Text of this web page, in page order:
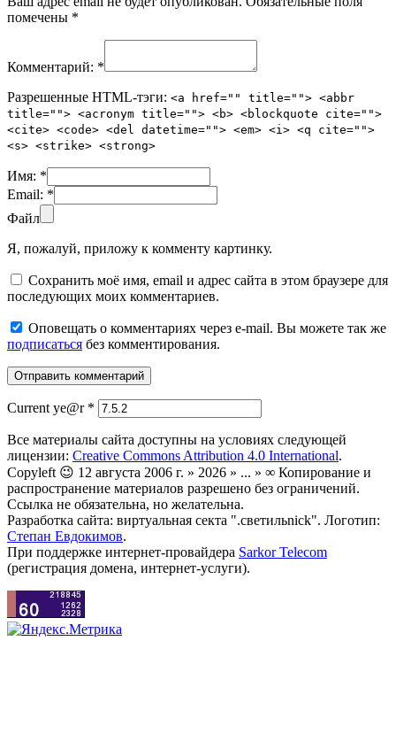
помечены *
Комментарий: *
Разрешенные HTML-тэги: <a href="" title=""> <abbr
title=""> <acronym title=""> <b> <blockquote cite="">
<cite> <code> <del datetime=""> <em> <i> <q cite="">
<s> <strike> <strong>
Имя: *
Email: *
Файл
Я, пожалуй, приложу к комменту картинку.
Сохранить моё имя, email и адрес сайта в этом браузере для
последующих моих комментариев.
Оповещать о комментариях через e-mail. Вы можете так же
подписаться без комментирования.
Current ye@r *
Все материалы сайта доступны на условиях следующей
лицензии: Creative Commons Attribution 4.0 International.
Copyleft 😉 12 августа 2006 г. » 2026 » ... » ∞ Копирование и
распространение материалов разрешено без ограничений.
Ссылка не обязательна, но желательна.
Разработка сайта: виртуальная секта ".светильnick". Логотип:
Степан Евдокимов.
При поддержке интернет-провайдера Sarkor Telecom
(регистрация домена, интернет-услуги).